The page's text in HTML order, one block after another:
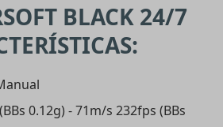
BLACK 24/7
0.12g) - 71m/s 232fps (BBs